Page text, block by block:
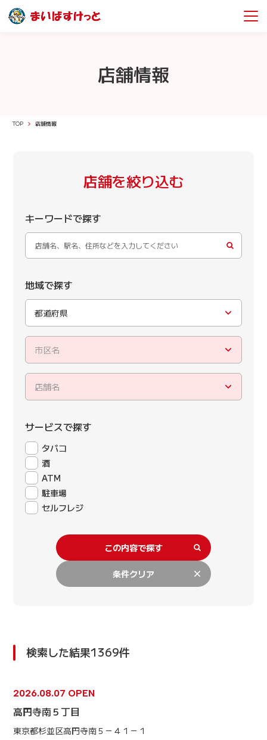
店舗情報
TOP 店舗情報
店舗を絞り込む
キーワードで探す
地域で探す
都道府県
市区名
店舗名
サービスで探す
タバコ
酒
ATM
駐車場
セルフレジ
この内容で探す
条件クリア
検索した結果1369件
2026.08.07 OPEN
高円寺南５丁目
東京都杉並区高円寺南５－４１－１